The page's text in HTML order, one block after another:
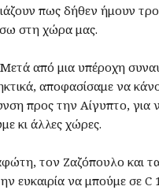
πως δήθεν ήμουν
στη χώρα μας.
Μετά από μια υπέροχη
αποφασίσαμε να
προς την Αίγυπτο, για
κι άλλες χώρες.
τον Ζαζόπουλο και
ευκαιρία να μπούμε σε